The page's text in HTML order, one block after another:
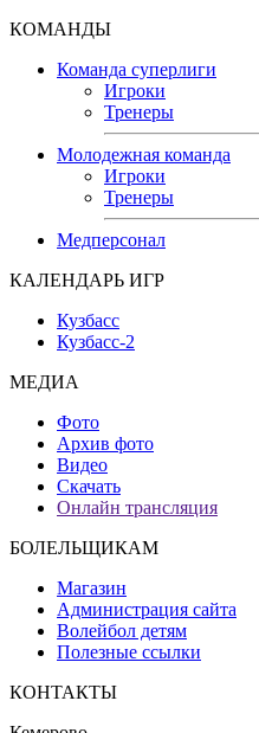
КОМАНДЫ
Команда суперлиги
Игроки
Тренеры
Молодежная команда
Игроки
Тренеры
Медперсонал
КАЛЕНДАРЬ ИГР
Кузбасс
Кузбасс-2
МЕДИА
Фото
Архив фото
Видео
Скачать
Онлайн трансляция
БОЛЕЛЬЩИКАМ
Магазин
Администрация сайта
Волейбол детям
Полезные ссылки
КОНТАКТЫ